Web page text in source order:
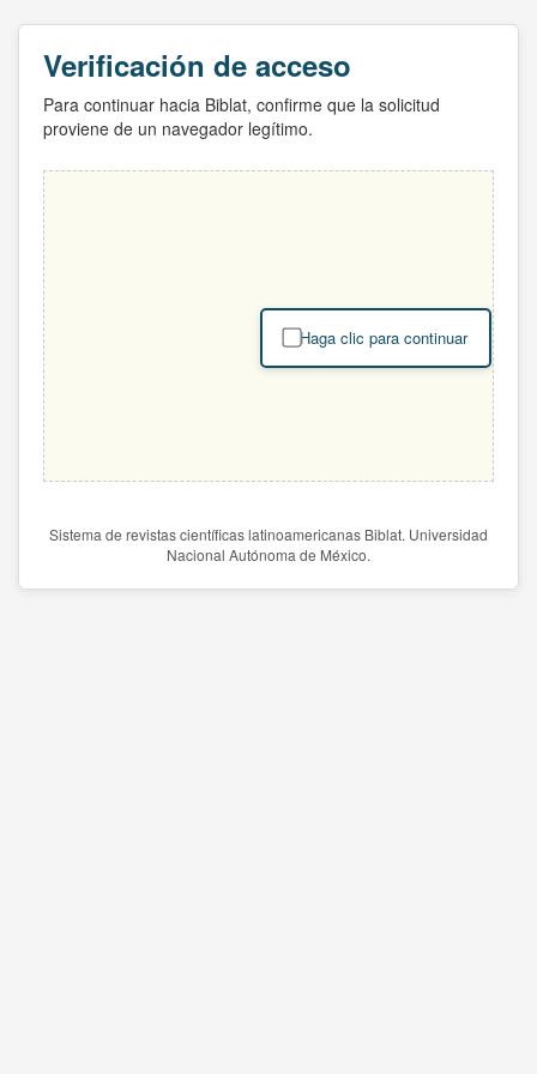
Verificación de acceso
Para continuar hacia Biblat, confirme que la solicitud
proviene de un navegador legítimo.
Haga clic para continuar
Sistema de revistas científicas latinoamericanas Biblat. Universidad
Nacional Autónoma de México.